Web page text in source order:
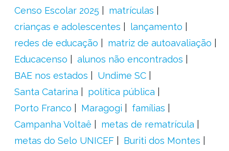
Censo Escolar 2025
matrículas
crianças e adolescentes
lançamento
redes de educação
matriz de autoavaliação
Educacenso
alunos não encontrados
BAE nos estados
Undime SC
Santa Catarina
política pública
Porto Franco
Maragogi
famílias
Campanha Voltaê
metas de rematrícula
metas do Selo UNICEF
Buriti dos Montes